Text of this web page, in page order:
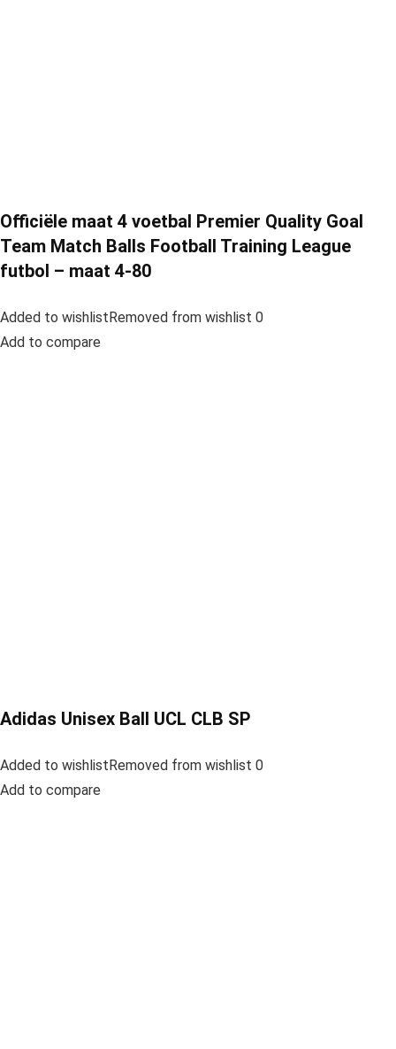
Officiële maat 4 voetbal Premier Quality Goal
Team Match Balls Football Training League
futbol – maat 4-80
Added to wishlistRemoved from wishlist 0
Add to compare
Adidas Unisex Ball UCL CLB SP
Added to wishlistRemoved from wishlist 0
Add to compare